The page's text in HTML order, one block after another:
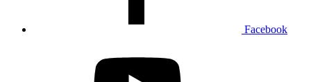
Facebook